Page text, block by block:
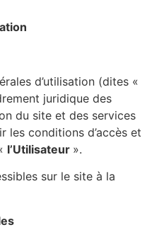
d’utilisation (dites «
juridique des
du site et des services
les conditions d’accès et
l’Utilisateur ».
sur le site à la